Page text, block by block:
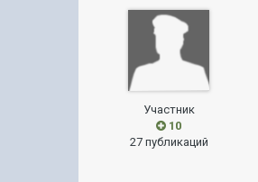
Участник
10
27 публикаций